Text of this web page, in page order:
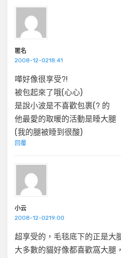
匿名
2008-12-0218:41
嘩好像很享受?!
被包起來了哦(心心)
是說小波是不喜歡包裹(? 的
他最愛的取暖的活動是睡大腿
(我的腿被睡到很酸)
回覆
小云
2008-12-0219:00
超享受的，毛毯底下的正是大
大多數的貓好像都喜歡窩大腿